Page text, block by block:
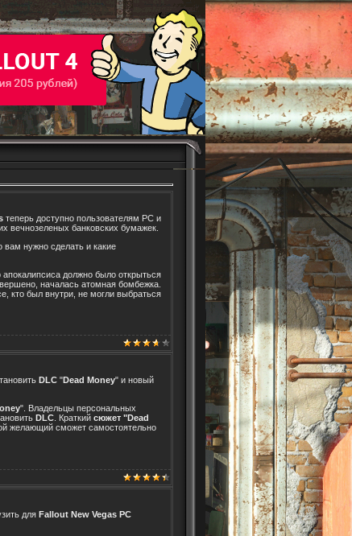
теперь доступно пользователям РС и
вечнозеленых банковских бумажек.
вам нужно сделать и какие
апокалипсиса должно было открыться
началась атомная бомбежка.
кто был внутри, не могли выбраться
DLC "Dead Money" и новый
". Владельцы персональных
DLC . Краткий сюжет "Dead
желающий сможет самостоятельно
для Fallout New Vegas PC